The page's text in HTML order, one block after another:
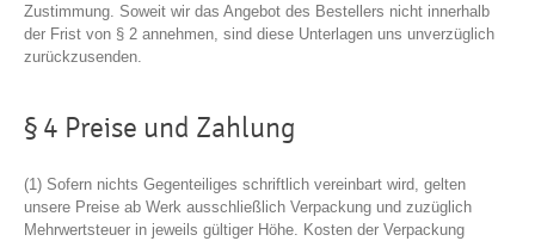
Zustimmung. Soweit wir das Angebot des Bestellers nicht innerhalb
der Frist von § 2 annehmen, sind diese Unterlagen uns unverzüglich
zurückzusenden.
§ 4 Preise und Zahlung
(1) Sofern nichts Gegenteiliges schriftlich vereinbart wird, gelten
unsere Preise ab Werk ausschließlich Verpackung und zuzüglich
Mehrwertsteuer in jeweils gültiger Höhe. Kosten der Verpackung